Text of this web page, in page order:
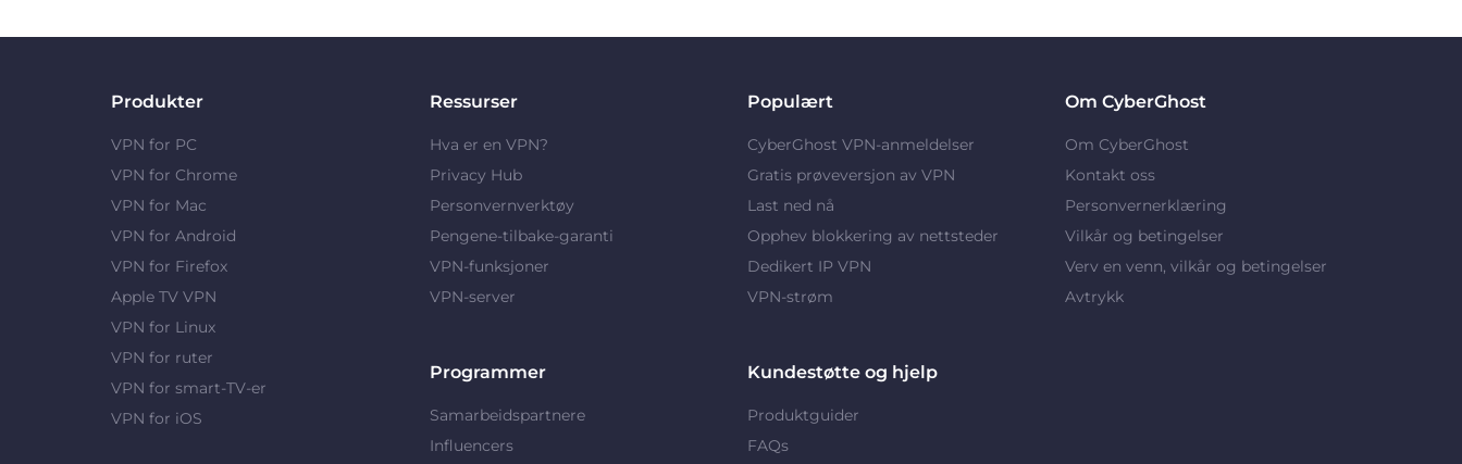
Produkter
VPN for PC
VPN for Chrome
VPN for Mac
VPN for Android
VPN for Firefox
Apple TV VPN
VPN for Linux
VPN for ruter
VPN for smart-TV-er
VPN for iOS
Ressurser
Hva er en VPN?
Privacy Hub
Personvernverktøy
Pengene-tilbake-garanti
VPN-funksjoner
VPN-server
Populært
CyberGhost VPN-anmeldelser
Gratis prøveversjon av VPN
Last ned nå
Opphev blokkering av nettsteder
Dedikert IP VPN
VPN-strøm
Om CyberGhost
Om CyberGhost
Kontakt oss
Personvernerklæring
Vilkår og betingelser
Verv en venn, vilkår og betingelser
Avtrykk
Programmer
Samarbeidspartnere
Influencers
Kundestøtte og hjelp
Produktguider
FAQs